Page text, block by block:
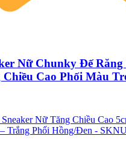
Nữ Chunky Đế
Chiều Cao Phối Màu